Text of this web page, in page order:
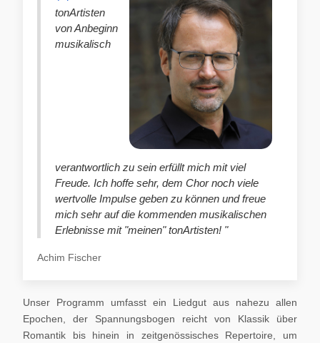
tonArtisten
von Anbeginn
musikalisch
verantwortlich zu sein erfüllt mich mit viel
Freude. Ich hoffe sehr, dem Chor noch viele
wertvolle Impulse geben zu können und freue
mich sehr auf die kommenden musikalischen
Erlebnisse mit "meinen" tonArtisten! "
Achim Fischer
Unser Programm umfasst ein Liedgut aus nahezu allen
Epochen, der Spannungsbogen reicht von Klassik über
Romantik bis hinein in zeitgenössisches Repertoire, um